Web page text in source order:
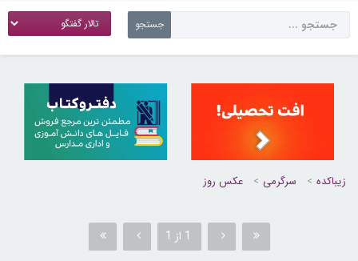
زیباکده سرگرمی عکس روز
1 از 1